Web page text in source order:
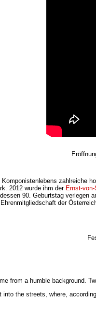
zahlreiche
2012 wurde ihm der Ernst-
90. Geburtstag verlegen
der
from a humble background.
the streets, where,